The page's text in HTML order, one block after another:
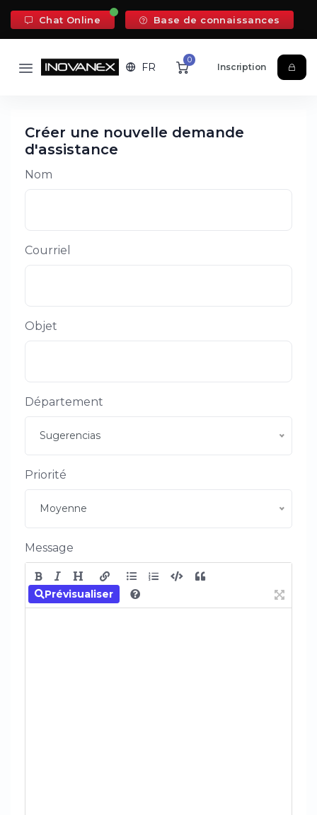
Chat Online Base de connaissances
FR
0
Inscription
Créer une nouvelle demande
d'assistance
Nom
Courriel
Objet
Département
Sugerencias
Priorité
Moyenne
Message
Prévisualiser